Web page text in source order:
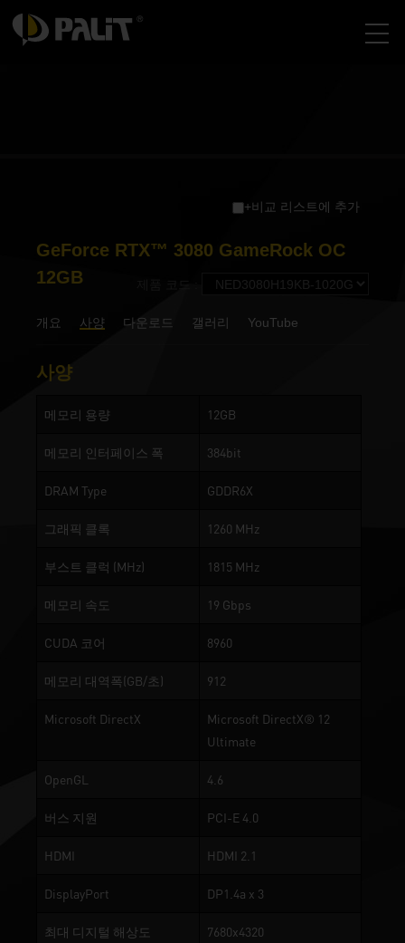
+비교 리스트에 추가
GeForce RTX™ 3080 GameRock OC
12GB
개요 사양 다운로드 갤러리 YouTube
사양
메모리 용량 12GB
메모리 인터페이스 폭 384bit
DRAM Type GDDR6X
그래픽 클록 1260 MHz
부스트 클럭 (MHz) 1815 MHz
메모리 속도 19 Gbps
CUDA 코어 8960
메모리 대역폭(GB/초) 912
Microsoft DirectX
Microsoft DirectX® 12
Ultimate
OpenGL 4.6
버스 지원 PCI-E 4.0
HDMI HDMI 2.1
DisplayPort DP1.4a x 3
최대 디지털 해상도 7680x4320